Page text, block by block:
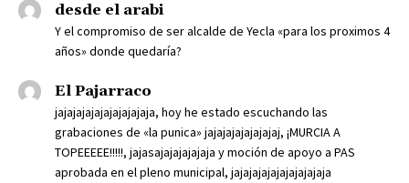
desde el arabi
Y el compromiso de ser alcalde de Yecla «para los proximos 4
años» donde quedaría?
El Pajarraco
jajajajajajajajajajaja, hoy he estado escuchando las
grabaciones de «la punica» jajajajajajajajaj, ¡MURCIA A
TOPEEEEE!!!!!, jajasajajajajajaja y moción de apoyo a PAS
aprobada en el pleno municipal, jajajajajajajajajajaja